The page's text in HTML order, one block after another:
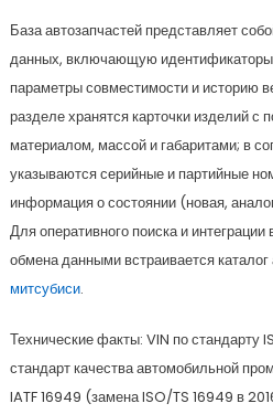
База автозапчастей представляет
данных, включающую
параметры совместимости и историю
разделе хранятся карточки изделий с
материалом, массой и габаритами; в
указываются серийные и партийные
информация о состоянии (новая,
Для оперативного поиска и интеграции
обмена данными встраивается каталог
митсубиси.
Технические факты: VIN по стандарту
стандарт качества автомобильной
IATF 16949 (замена ISO/TS 16949 в